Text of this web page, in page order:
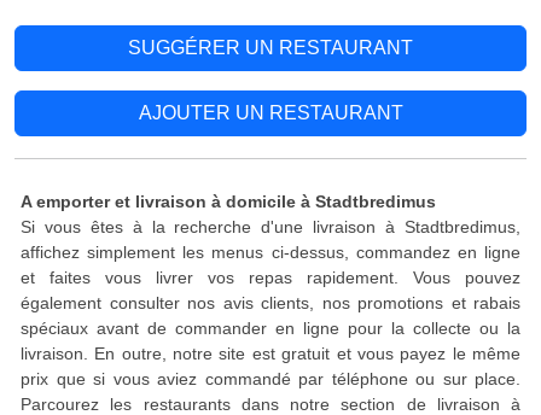
SUGGÉRER UN RESTAURANT
AJOUTER UN RESTAURANT
A emporter et livraison à domicile à Stadtbredimus
Si vous êtes à la recherche d'une livraison à Stadtbredimus,
affichez simplement les menus ci-dessus, commandez en ligne
et faites vous livrer vos repas rapidement. Vous pouvez
également consulter nos avis clients, nos promotions et rabais
spéciaux avant de commander en ligne pour la collecte ou la
livraison. En outre, notre site est gratuit et vous payez le même
prix que si vous aviez commandé par téléphone ou sur place.
Parcourez les restaurants dans notre section de livraison à